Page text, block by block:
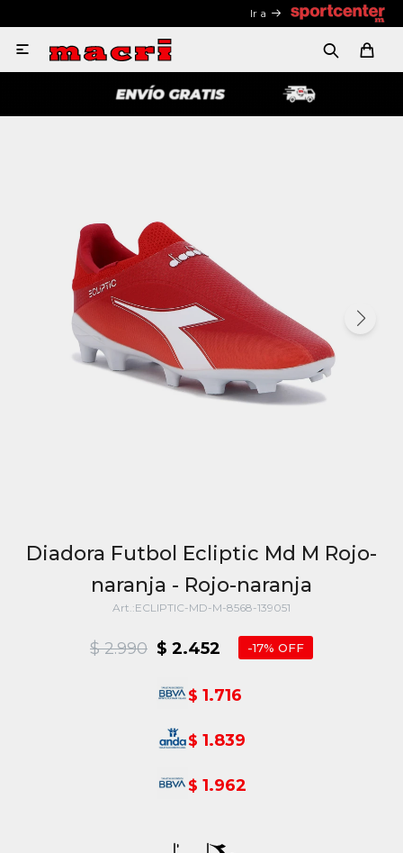
Ir a

Diadora Futbol Ecliptic Md M Rojo-
naranja - Rojo-naranja
ECLIPTIC-MD-M-8568-139051
$ 2.452
$ 2.990 17
$ 1.716
$ 1.839
$ 1.962